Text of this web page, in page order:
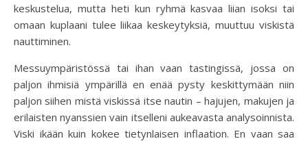
keskustelua, mutta heti kun ryhmä kasvaa liian isoksi tai
omaan kuplaani tulee liikaa keskeytyksiä, muuttuu viskistä
nauttiminen.
Messuympäristössä tai ihan vaan tastingissä, jossa on
paljon ihmisiä ympärillä en enää pysty keskittymään niin
paljon siihen mistä viskissä itse nautin – hajujen, makujen ja
erilaisten nyanssien vain itselleni aukeavasta analysoinnista.
Viski ikään kuin kokee tietynlaisen inflaation. En vaan saa